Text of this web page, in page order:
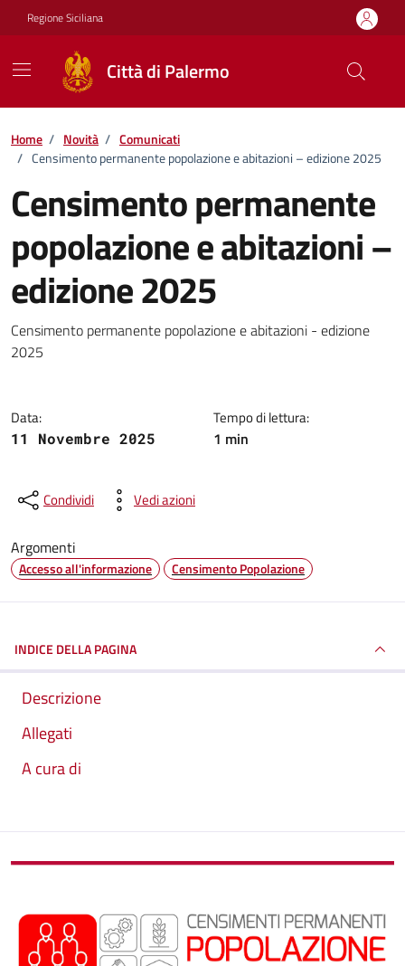
Vai ai contenuti
Vai al footer
Regione Siciliana
Città di Palermo
Home / Novità / Comunicati
/ Censimento permanente popolazione e abitazioni – edizione 2025
Censimento permanente
popolazione e abitazioni –
edizione 2025
Dettagli della notizia
Censimento permanente popolazione e abitazioni - edizione
2025
Data:
11 Novembre 2025
Tempo di lettura:
1 min
Condividi Vedi azioni
Argomenti
Accesso all'informazione Censimento Popolazione
INDICE DELLA PAGINA
Descrizione
Allegati
A cura di